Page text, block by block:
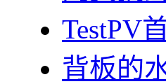
TestPV
背板的